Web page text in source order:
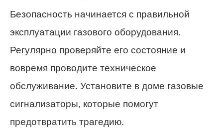
Безопасность начинается с правильной
эксплуатации газового оборудования.
Регулярно проверяйте его состояние и
вовремя проводите техническое
обслуживание. Установите в доме газовые
сигнализаторы, которые помогут
предотвратить трагедию.